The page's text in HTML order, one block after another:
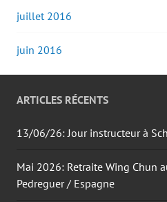
juillet 2016
juin 2016
ARTICLES RÉCENTS
13/06/26: Jour instructeur à
Mai 2026: Retraite Wing Chun
Pedreguer / Espagne